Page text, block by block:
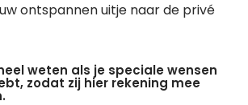
ontspannen uitje naar de privé
weten als je speciale wensen
zodat zij hier rekening mee